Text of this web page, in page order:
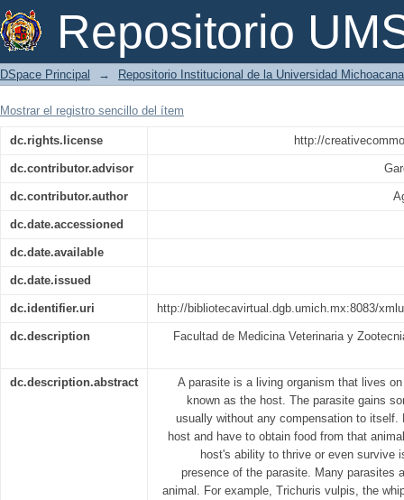
Repositorio
Principales helmintos del perro
DSpace Principal → Repositorio Institucional de la Universidad
Mostrar el registro sencillo del ítem
dc.rights.license http://
dc.contributor.advisor
dc.contributor.author
dc.date.accessioned
dc.date.available
dc.date.issued
dc.identifier.uri http://bibliotecavirtual.dgb.umich.mx:8083/
dc.description Facultad de Medicina Veterinaria y
dc.description.abstract
A parasite is a living organism that lives
known as the host. The parasite gains
usually without any compensation to itself.
host and have to obtain food from that
host's ability to thrive or even survive
presence of the parasite. Many parasites
animal. For example, Trichuris vulpis, the